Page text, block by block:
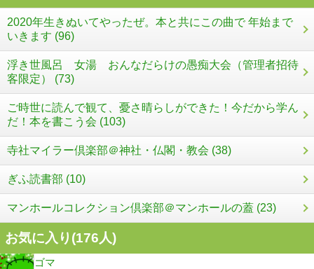
2020年生きぬいてやったぜ。本と共にこの曲で 年始まで
いきます (96)
浮き世風呂 女湯 おんなだらけの愚痴大会（管理者招待
客限定） (73)
ご時世に読んで観て、憂さ晴らしができた！今だから学ん
だ！本を書こう会 (103)
寺社マイラー倶楽部＠神社・仏閣・教会 (38)
ぎふ読書部 (10)
マンホールコレクション倶楽部＠マンホールの蓋 (23)
お気に入り(176人)
ゴマ